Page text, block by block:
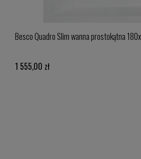
Besco Quadro Slim wanna prostokątna
1 555,00 zł